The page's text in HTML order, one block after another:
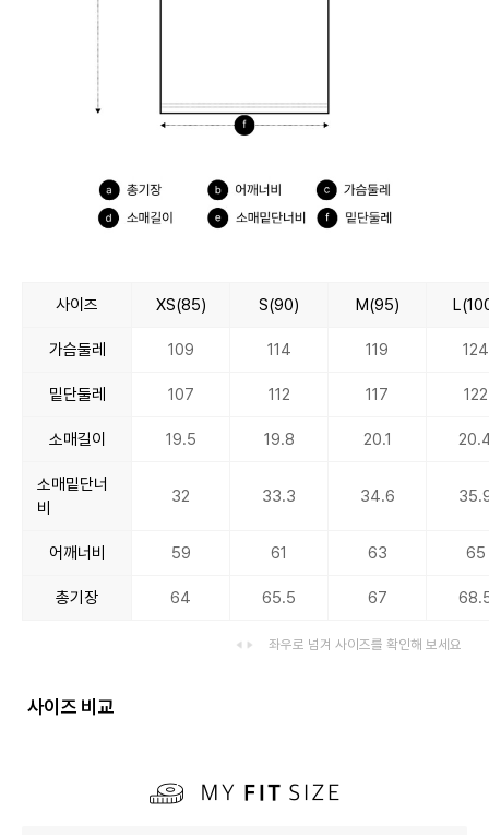
사이즈 XS(85) S(90) M(95)
가슴둘레 109 114 119 124
밑단둘레 107 112 117 122
소매길이 19.5 19.8 20.1
소매밑단너
비
32 33.3 34.6
어깨너비 59 61 63 65
총기장 64 65.5 67
좌우로 넘겨 사이즈를 확인해 보세요
사이즈 비교